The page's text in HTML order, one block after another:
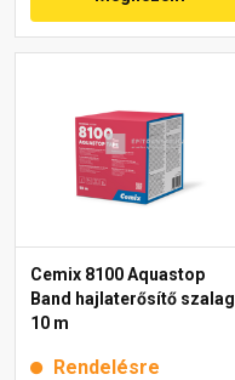
Cemix 8100 Aquastop
Band hajlaterősítő szalag
10 m
Rendelésre